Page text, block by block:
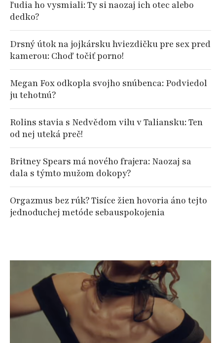
ľudia ho vysmiali: Ty si naozaj ich otec alebo
dedko?
Drsný útok na jojkársku hviezdičku pre sex pred
kamerou: Choď točiť porno!
Megan Fox odkopla svojho snúbenca: Podviedol
ju tehotnú?
Rolins stavia s Nedvědom vilu v Taliansku: Ten
od nej uteká preč!
Britney Spears má nového frajera: Naozaj sa
dala s týmto mužom dokopy?
Orgazmus bez rúk? Tisíce žien hovoria áno tejto
jednoduchej metóde sebauspokojenia